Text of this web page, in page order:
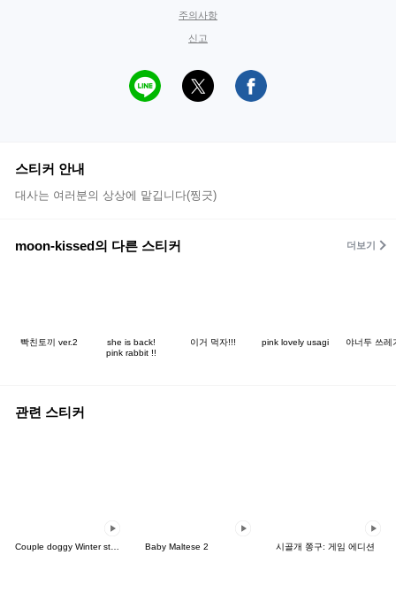
주의사항
신고
스티커 안내
대사는 여러분의 상상에 맡깁니다(찡긋)
moon-kissed의 다른 스티커 더보기
빡친토끼 ver.2
she is back!
pink rabbit !!
이거 먹자!!! pink lovely usagi 야너두 쓰레
관련 스티커
Couple doggy Winter story Baby Maltese 2 시골개 쫑구: 게임 에디션